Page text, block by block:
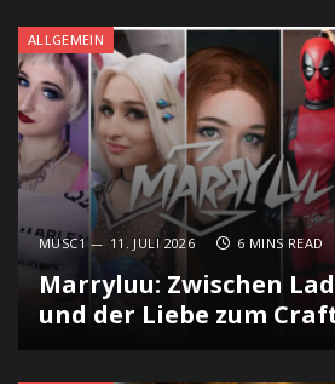
ALLGEMEIN
MUSC1 11. JULI 2026 6 MINS READ
Marryluu: Zwischen
und der Liebe zum